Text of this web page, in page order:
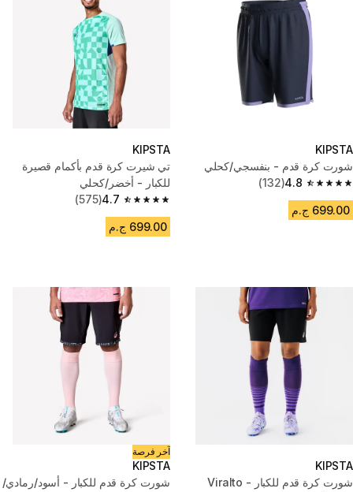
KIPSTA
شورت كرة قدم - بنفسجي/كحلي
4.8
4.8 out of 5 stars from 132 reviews
(132)
699.00 ج.م
KIPSTA
تي شيرت كرة قدم بأكمام قصيرة
للكبار - أخضر/كحلي
4.7
4.7 out of 5 stars from 575 reviews
(575)
699.00 ج.م
KIPSTA
شورت كرة قدم للكبار - Viralto
آخر فرصة
KIPSTA
شورت كرة قدم للكبار - أسود/رمادي/